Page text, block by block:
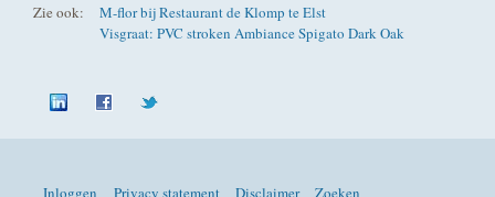
Zie ook:
M-flor bij Restaurant de Klomp te Elst
Visgraat: PVC stroken Ambiance Spigato Dark Oak
Inloggen Privacy statement Disclaimer Zoeken